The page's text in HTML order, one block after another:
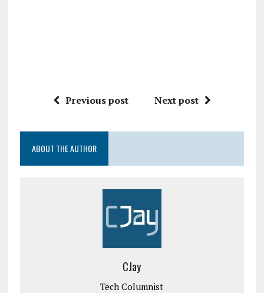
Previous post Next post
ABOUT THE AUTHOR
CJay
Tech Columnist